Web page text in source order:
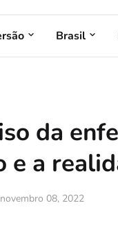
Brasil
da
e a
08, 2022